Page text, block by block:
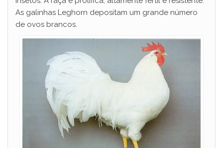
As galinhas Leghorn depositam um grande número
de ovos brancos.